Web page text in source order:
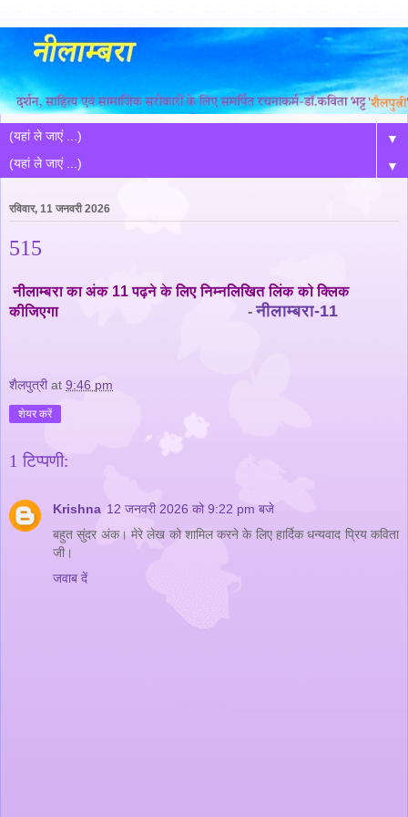
▼
▼
रविवार, 11 जनवरी 2026
515
नीलाम्बरा का अंक 11 पढ़ने के लिए निम्नलिखित लिंक को क्लिक
कीजिएगा-नीलाम्बरा-11
शैलपुत्री at 9:46 pm
शेयर करें
1 टिप्पणी:
Krishna 12 जनवरी 2026 को 9:22 pm बजे
बहुत सुंदर अंक। मेरे लेख को शामिल करने के लिए हार्दिक धन्यवाद प्रिय कविता
जी।
जवाब दें